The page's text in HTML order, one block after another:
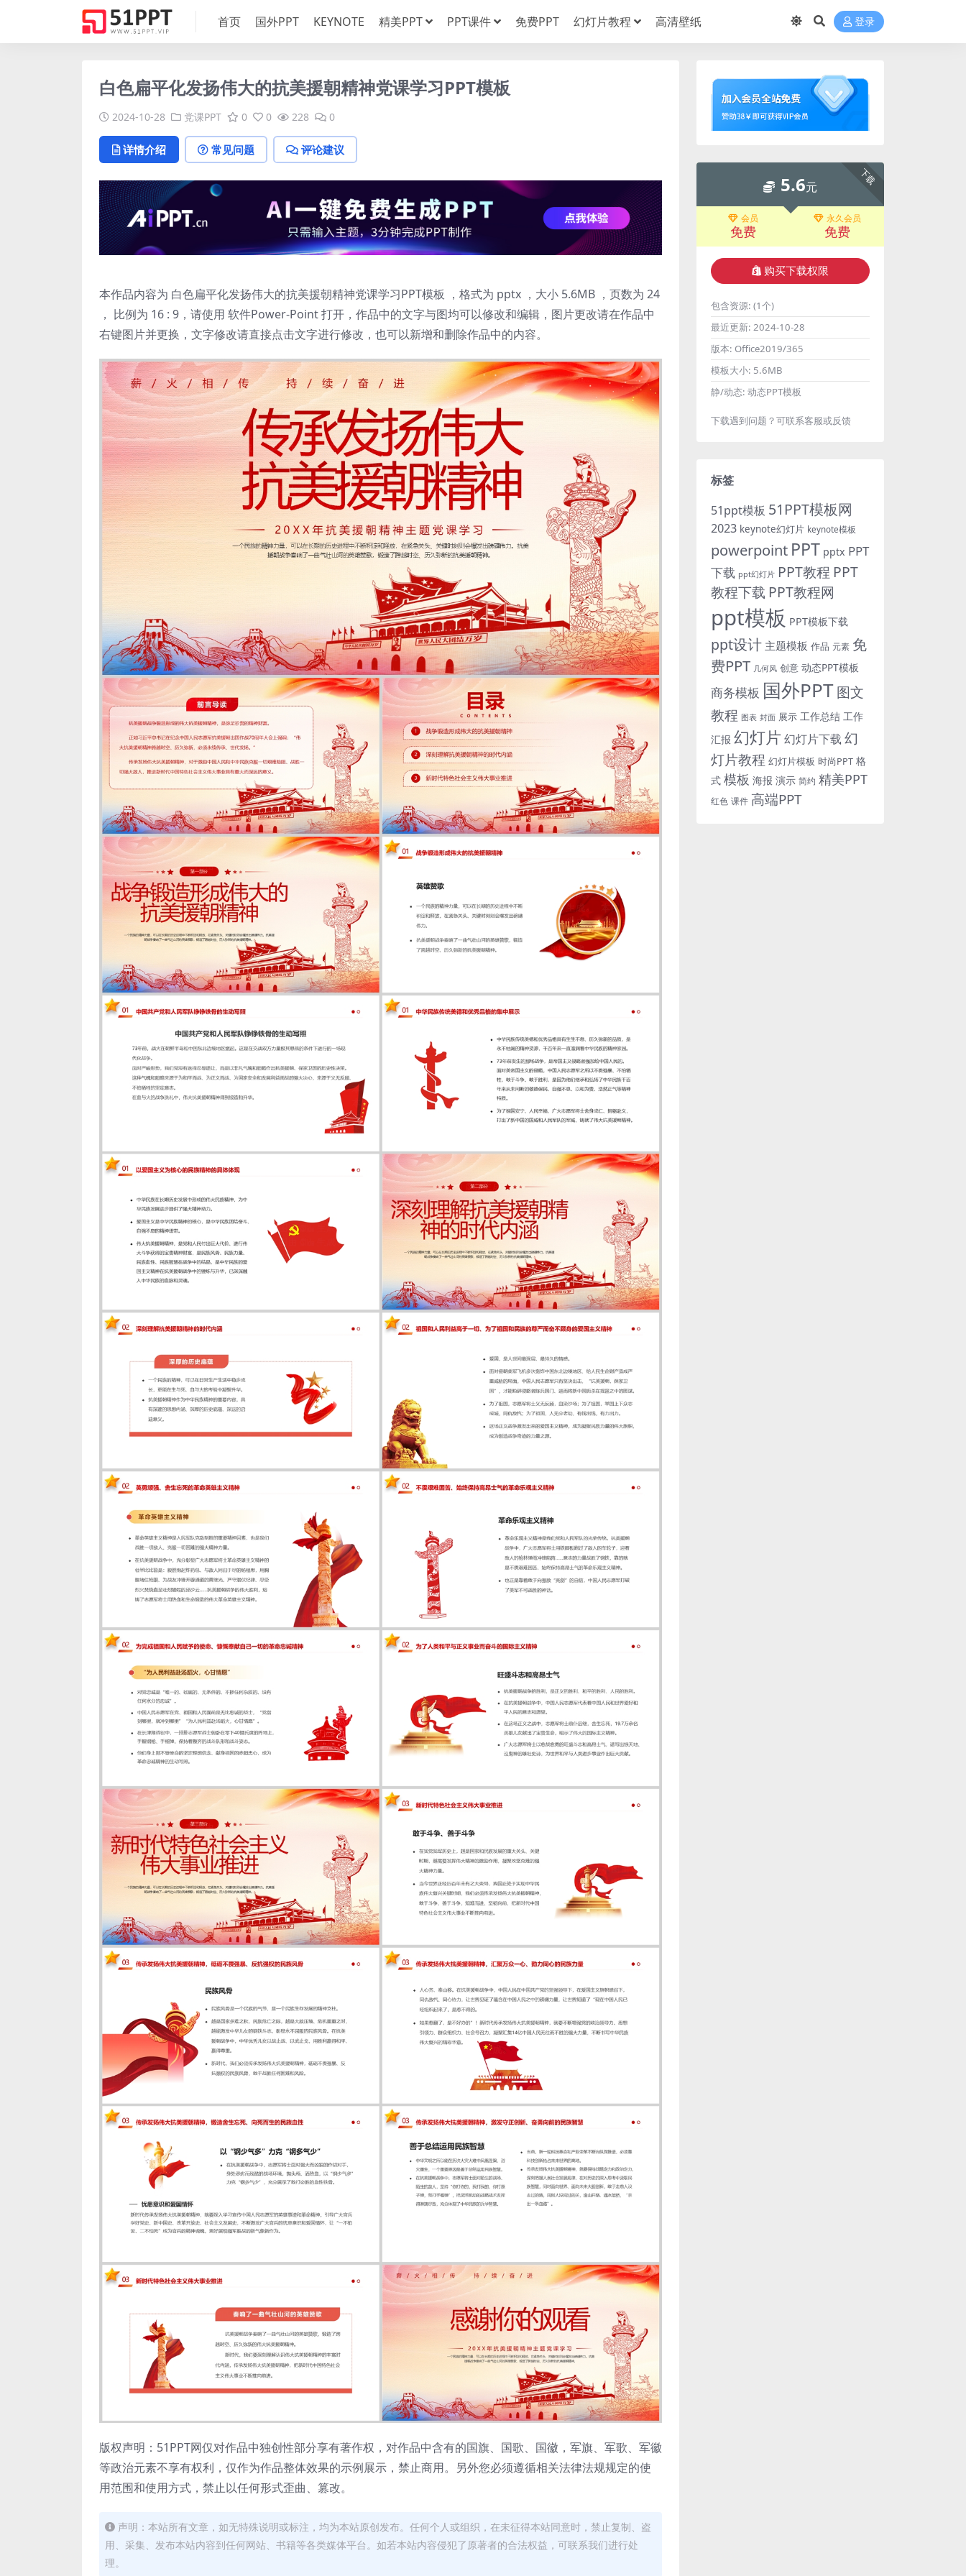
首页 国外PPT KEYNOTE 精美PPT PPT课件 免费PPT 幻灯片教程 高清壁纸 登录
白色扁平化发扬伟大的抗美援朝精神党课学习PPT模板
2024-10-28 党课PPT 0 0 228 0
详情介绍 常见问题 评论建议
本作品内容为 白色扁平化发扬伟大的抗美援朝精神党课学习PPT模板 ，格式为 pptx ，大小 5.6MB ，页数为 24
， 比例为 16 : 9，请使用 软件Power-Point 打开，作品中的文字与图均可以修改和编辑，图片更改请在作品中
右键图片并更换，文字修改请直接点击文字进行修改，也可以新增和删除作品中的内容。
版权声明：51PPT网仅对作品中独创性部分享有著作权，对作品中含有的国旗、国歌、国徽，军旗、军歌、军徽
等政治元素不享有权利，仅作为作品整体效果的示例展示，禁止商用。另外您必须遵循相关法律法规规定的使
用范围和使用方式，禁止以任何形式歪曲、篡改。
声明：本站所有文章，如无特殊说明或标注，均为本站原创发布。任何个人或组织，在未征得本站同意时，禁止复制、盗
用、采集、发布本站内容到任何网站、书籍等各类媒体平台。如若本站内容侵犯了原著者的合法权益，可联系我们进行处
理。
下载
5.6元
会员
免费
永久会员
免费
购买下载权限
包含资源: (1个)
最近更新: 2024-10-28
版本: Office2019/365
模板大小: 5.6MB
静/动态: 动态PPT模板
下载遇到问题？可联系客服或反馈
标签
51ppt模板 51PPT模板网
2023 keynote幻灯片 keynote模板
powerpoint PPT pptx PPT
下载 ppt幻灯片 PPT教程 PPT
教程下载 PPT教程网
ppt模板 PPT模板下载
ppt设计 主题模板 作品 元素 免
费PPT 几何风 创意 动态PPT模板
商务模板 国外PPT图文
教程 图表 封面 展示 工作总结 工作
汇报 幻灯片 幻灯片下载 幻
灯片教程 幻灯片模板 时尚PPT 格
式 模板 海报 演示 简约 精美PPT
红色 课件 高端PPT